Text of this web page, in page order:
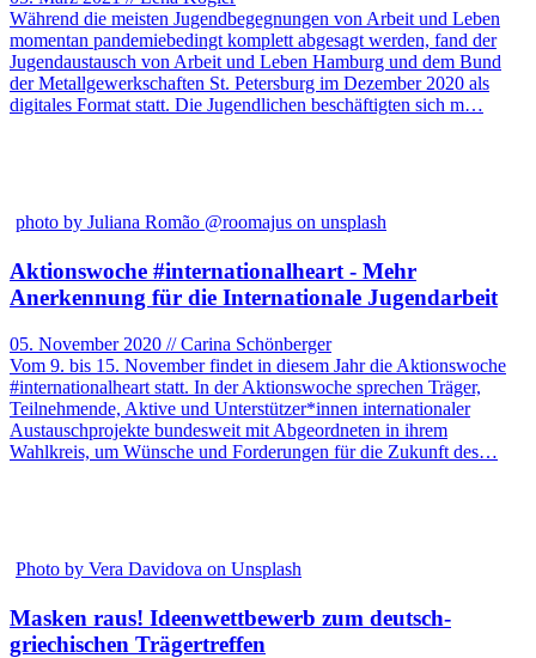
Während die meisten Jugendbegegnungen von Arbeit und Leben
momentan pandemiebedingt komplett abgesagt werden, fand der
Jugendaustausch von Arbeit und Leben Hamburg und dem Bund
der Metallgewerkschaften St. Petersburg im Dezember 2020 als
digitales Format statt. Die Jugendlichen beschäftigten sich m…
photo by Juliana Romão @roomajus on unsplash
Aktionswoche #internationalheart - Mehr
Anerkennung für die Internationale Jugendarbeit
05. November 2020 // Carina Schönberger
Vom 9. bis 15. November findet in diesem Jahr die Aktionswoche
#internationalheart statt. In der Aktionswoche sprechen Träger,
Teilnehmende, Aktive und Unterstützer*innen internationaler
Austauschprojekte bundesweit mit Abgeordneten in ihrem
Wahlkreis, um Wünsche und Forderungen für die Zukunft des…
Photo by Vera Davidova on Unsplash
Masken raus! Ideenwettbewerb zum deutsch-
griechischen Trägertreffen